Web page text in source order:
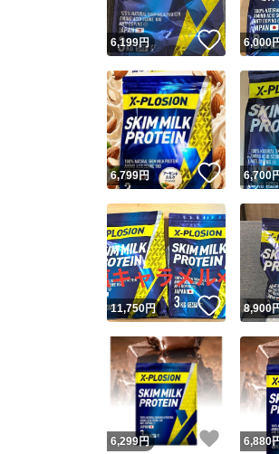
6,199円 いいね！
6,000
6,799円 いいね！
6,700
11,750円 いいね！
8,900
6,299円 いいね！
6,880